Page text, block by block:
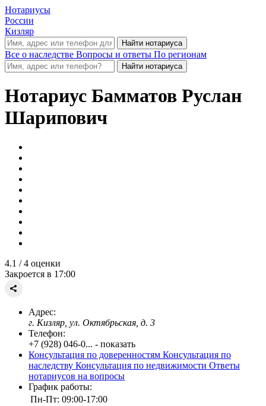
Нотариусы
России
Кизляр
Все о наследстве Вопросы и ответы По регионам
Нотариус Бамматов Руслан
Шарипович
4.1 / 4 оценки
Закроется в 17:00
Адрес:
г. Кизляр, ул. Октябрьская, д. 3
Телефон:
+7 (928) 046-0... - показать
Консультация по доверенностям Консультация по
наследству Консультация по недвижимости Ответы
нотариусов на вопросы
График работы:
Пн-Пт: 09:00-17:00